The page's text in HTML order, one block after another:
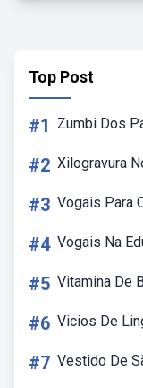
Top Post
#1 Zumbi Dos
#2 Xilogravura
#3 Vogais Para
#4 Vogais Na
#5 Vitamina De
#6 Vicios De
#7 Vestido De